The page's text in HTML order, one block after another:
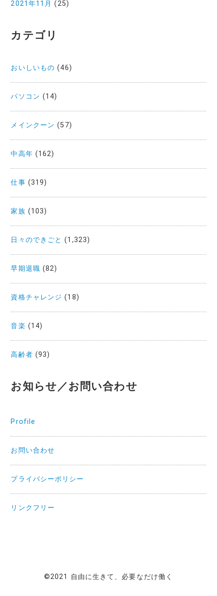
2021年11月 (25)
カテゴリ
おいしいもの (46)
パソコン (14)
メインクーン (57)
中高年 (162)
仕事 (319)
家族 (103)
日々のできごと (1,323)
早期退職 (82)
資格チャレンジ (18)
音楽 (14)
高齢者 (93)
お知らせ／お問い合わせ
Profile
お問い合わせ
プライバシーポリシー
リンクフリー
©2021 自由に生きて、必要なだけ働く